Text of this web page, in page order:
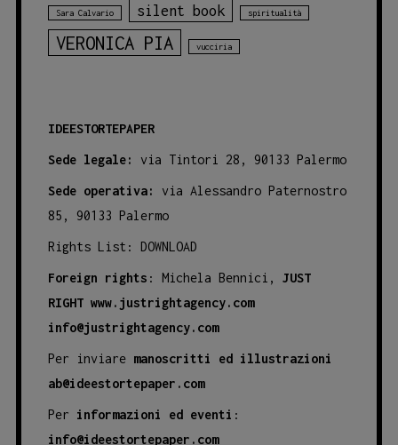
Sara Calvario silent book spiritualità
VERONICA PIA vucciria
IDEESTORTEPAPER
Sede legale: via Tintori 28, 90133 Palermo
Sede operativa:
via Alessandro Paternostro
85, 90133 Palermo
Rights List: DOWNLOAD
Foreign rights : Michela Bennici, JUST
RIGHT www.justrightagency.com
info@justrightagency.com
Per inviare manoscritti ed illustrazioni
ab@ideestortepaper.com
Per informazioni ed eventi :
info@ideestortepaper.com